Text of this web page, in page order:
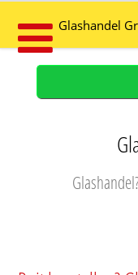
Glashandel